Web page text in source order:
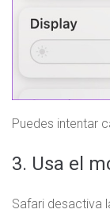
Puedes intentar
3. Usa el
Safari desactiva